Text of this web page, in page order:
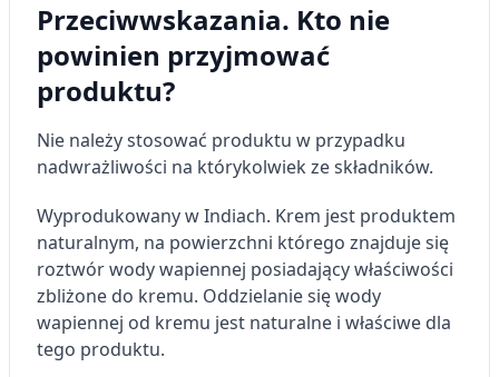
Przeciwwskazania. Kto nie
powinien przyjmować
produktu?
Nie należy stosować produktu w przypadku
nadwrażliwości na którykolwiek ze składników.
Wyprodukowany w Indiach. Krem jest produktem
naturalnym, na powierzchni którego znajduje się
roztwór wody wapiennej posiadający właściwości
zbliżone do kremu. Oddzielanie się wody
wapiennej od kremu jest naturalne i właściwe dla
tego produktu.
spersonalizowanych treści
Pomiar efektywności reklam
Pomiar efektywności treści
Rozumienie odbiorców dzięki statystyce lub
kombinacji danych z różnych źródeł
Rozwój i ulepszanie usług
Wykorzystywanie ograniczonych danych do
wyboru treści
Funkcje specjalne IAB:
Użycie dokładnych danych